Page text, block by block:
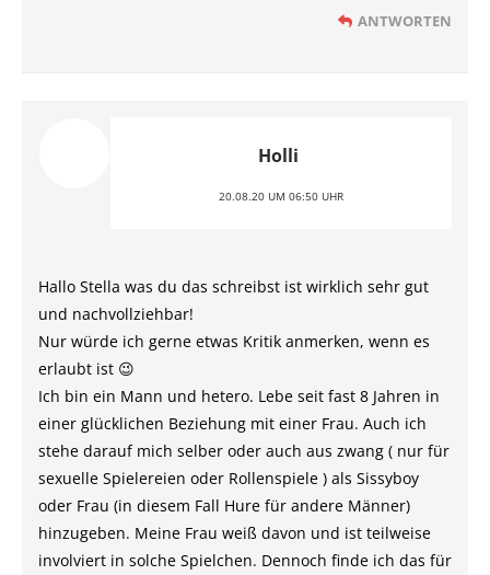
ANTWORTEN
Holli
20.08.20 UM 06:50 UHR
Hallo Stella was du das schreibst ist wirklich sehr gut
und nachvollziehbar!
Nur würde ich gerne etwas Kritik anmerken, wenn es
erlaubt ist 😉
Ich bin ein Mann und hetero. Lebe seit fast 8 Jahren in
einer glücklichen Beziehung mit einer Frau. Auch ich
stehe darauf mich selber oder auch aus zwang ( nur für
sexuelle Spielereien oder Rollenspiele ) als Sissyboy
oder Frau (in diesem Fall Hure für andere Männer)
hinzugeben. Meine Frau weiß davon und ist teilweise
involviert in solche Spielchen. Dennoch finde ich das für